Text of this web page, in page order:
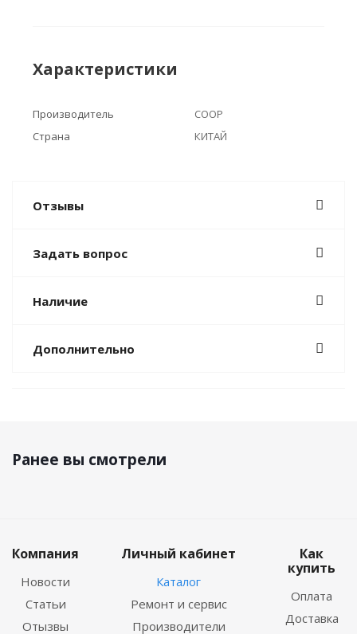
Характеристики
Производитель
COOP
Страна
КИТАЙ
Отзывы
Задать вопрос
Наличие
Дополнительно
Ранее вы смотрели
Компания
Новости
Статьи
Отызвы
Личный кабинет
Каталог
Ремонт и сервис
Производители
Как
купить
Оплата
Доставка